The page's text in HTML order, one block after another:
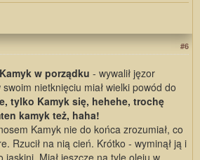
#6
w porządku - wywalił jęzor
nietknięciu miał wielki powód do
tylko Kamyk się, hehehe, trochę
kamyk też, haha!
Kamyk nie do końca zrozumiał, co
Rzucił na nią cień. Krótko - wyminął ją i
jaskini. Miał jeszcze na tyle oleju w